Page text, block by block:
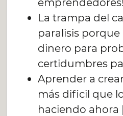
La trampa del
paralisis
dinero para
certidumbres
Aprender a
más dificil que
haciendo ahora